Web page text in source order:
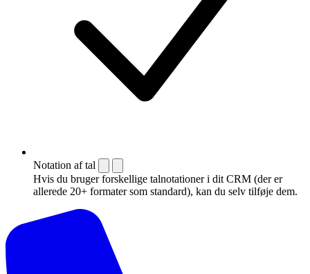
Notation af tal
Hvis du bruger forskellige talnotationer i dit CRM (der er
allerede 20+ formater som standard), kan du selv tilføje dem.